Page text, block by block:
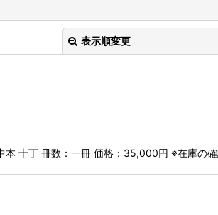
表示順変更
絞り込む
十丁 冊数：一冊 価格：35,000円 ※在庫の